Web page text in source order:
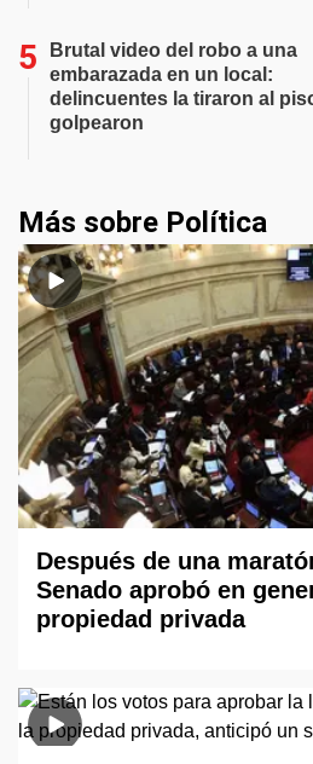
Brutal video del robo a una
embarazada en un local:
delincuentes la tiraron al
golpearon
Más sobre Política
Después de una
Senado aprobó en
propiedad privada